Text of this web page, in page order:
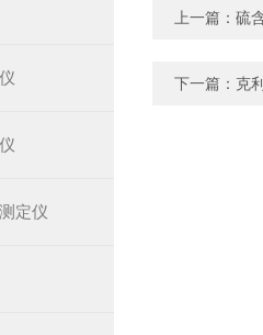
定仪
上一篇： 硫
下一篇： 克